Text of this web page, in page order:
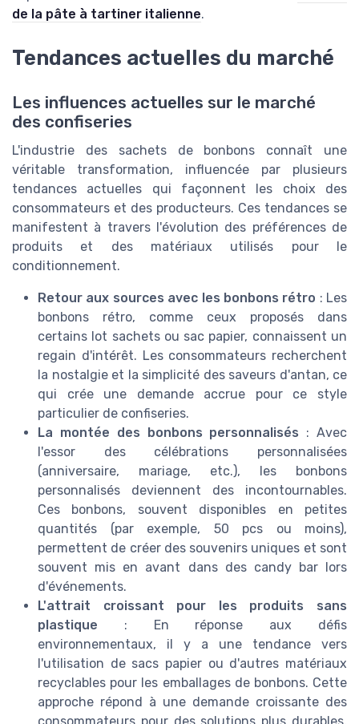
de la pâte à tartiner italienne.
Tendances actuelles du marché
Les influences actuelles sur le marché
des confiseries
L'industrie des sachets de bonbons connaît une
véritable transformation, influencée par plusieurs
tendances actuelles qui façonnent les choix des
consommateurs et des producteurs. Ces tendances se
manifestent à travers l'évolution des préférences de
produits et des matériaux utilisés pour le
conditionnement.
Retour aux sources avec les bonbons rétro : Les
bonbons rétro, comme ceux proposés dans
certains lot sachets ou sac papier, connaissent un
regain d'intérêt. Les consommateurs recherchent
la nostalgie et la simplicité des saveurs d'antan, ce
qui crée une demande accrue pour ce style
particulier de confiseries.
La montée des bonbons personnalisés : Avec
l'essor des célébrations personnalisées
(anniversaire, mariage, etc.), les bonbons
personnalisés deviennent des incontournables.
Ces bonbons, souvent disponibles en petites
quantités (par exemple, 50 pcs ou moins),
permettent de créer des souvenirs uniques et sont
souvent mis en avant dans des candy bar lors
d'événements.
L'attrait croissant pour les produits sans
plastique : En réponse aux défis
environnementaux, il y a une tendance vers
l'utilisation de sacs papier ou d'autres matériaux
recyclables pour les emballages de bonbons. Cette
approche répond à une demande croissante des
consommateurs pour des solutions plus durables,